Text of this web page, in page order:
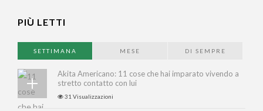
PIÙ LETTI
SETTIMANA MESE DI SEMPRE
Akita Americano: 11 cose che hai imparato vivendo a
stretto contatto con lui
31 Visualizzazioni